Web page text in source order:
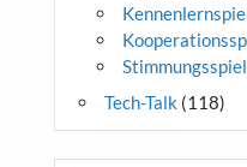
Tech-Talk (118)